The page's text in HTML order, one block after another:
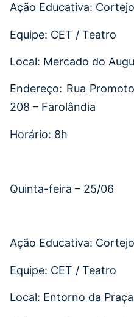
Ação Educativa:
Equipe: CET / Teatro
Local: Mercado do
Endereço: Rua
208 – Farolândia
Horário: 8h
Quinta-feira – 25/06
Ação Educativa:
Equipe: CET / Teatro
Local: Entorno da